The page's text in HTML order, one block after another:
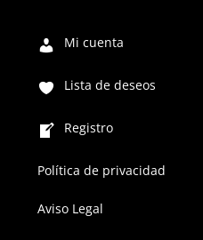
Mi cuenta
Lista de deseos
Registro
Política de privacidad
Aviso Legal